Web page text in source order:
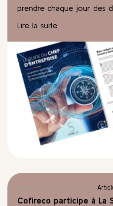
prendre chaque jour des
d’entreprise a été conçu
pratique, clair et
aux problématiques
Lire la suite
Cofireco participe à La